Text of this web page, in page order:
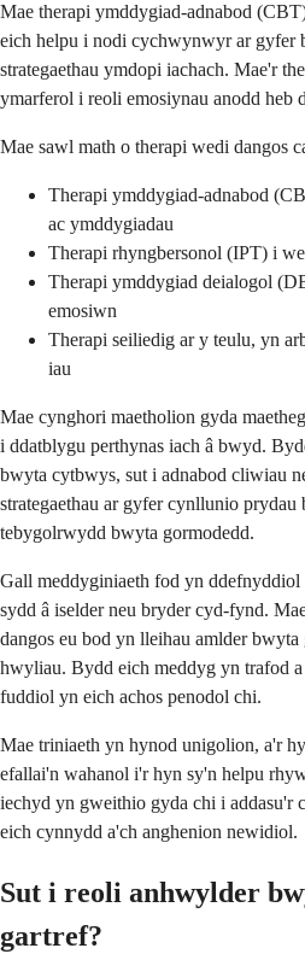
Mae therapi ymddygiad-adnabod
eich helpu i nodi cychwynwyr ar gyfer
strategaethau ymdopi iachach. Mae'r
ymarferol i reoli emosiynau anodd heb
Mae sawl math o therapi wedi dangos
Therapi ymddygiad-adnabod
ac ymddygiadau
Therapi rhyngbersonol (IPT) i
Therapi ymddygiad deialogol
emosiwn
Therapi seiliedig ar y teulu, yn
iau
Mae cynghori maetholion gyda
i ddatblygu perthynas iach â bwyd.
bwyta cytbwys, sut i adnabod cliwiau
strategaethau ar gyfer cynllunio
tebygolrwydd bwyta gormodedd.
Gall meddyginiaeth fod yn
sydd â iselder neu bryder cyd-fynd.
dangos eu bod yn lleihau amlder
hwyliau. Bydd eich meddyg yn trafod
fuddiol yn eich achos penodol chi.
Mae triniaeth yn hynod unigolion, a'r
efallai'n wahanol i'r hyn sy'n helpu
iechyd yn gweithio gyda chi i addasu'r
eich cynnydd a'ch anghenion newidiol.
Sut i reoli anhwylder
gartref?